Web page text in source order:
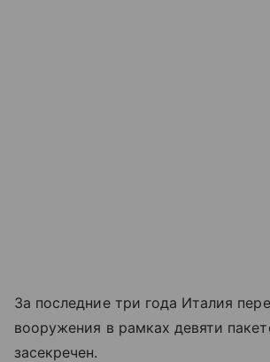
За последние три года Италия
вооружения в рамках девяти
засекречен.